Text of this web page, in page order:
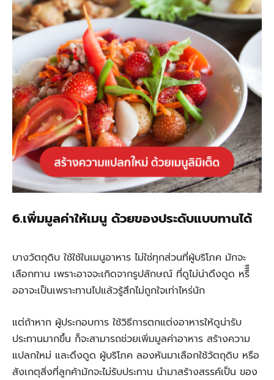
6.เพิ่มมูลค่าให้เมนู ด้วยของประดับแบบทานได้
บางวัตถุดิบ ใช้ใช้ในเมนูอาหาร ไม่ใช่ทุกส่วนที่ผู้บริโภค มักจะ
เลือกทาน เพราะอาจจะเกิดจากรูปลักษณ์ ที่ดูไม่น่าดึงดูด หรืืื
ออาจะเป็นเพราะทานไปแล้วรู้สึกไม่ถูกใจเท่าไหร่นัก
แต่ถ้าหาก ผู้ประกอบการ ใช้วิธีการตกแต่งอาหารให้ดูน่ารับ
ประทานมากขึ้น ก็จะสามารถช่วยเพิ่มมูลค่าอาหาร สร้างความ
แปลกใหม่ และดึงดูด ผู้บริโภค ลองหันมาเลือกใช้วัตถุดิบ หรือ
สังเกตุสิ่งที่ลูกค้ามักจะไม่รับประทาน นำมาสร้างสรรค์เป็น ของ